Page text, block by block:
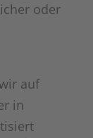
oder
auf
in